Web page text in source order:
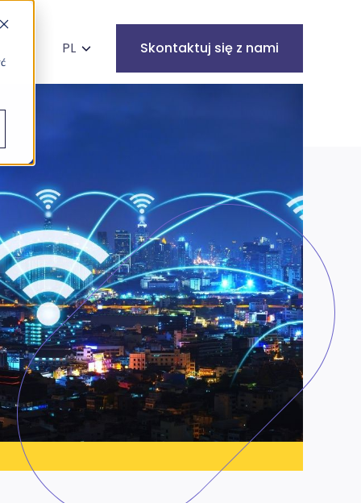
na stronie
PL Skontaktuj się z nami